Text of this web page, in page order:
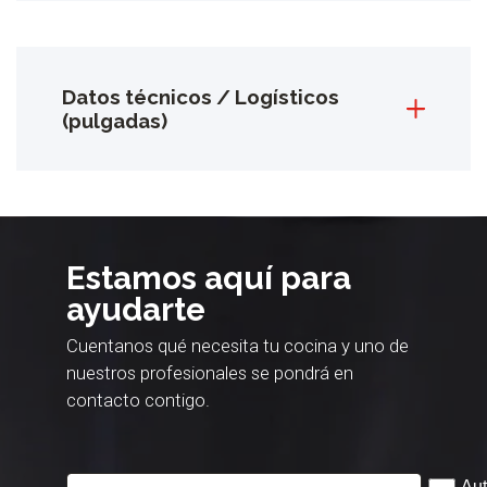
Datos técnicos / Logísticos
(pulgadas)
Estamos aquí para
ayudarte
Cuentanos qué necesita tu cocina y uno de
nuestros profesionales se pondrá en
contacto contigo.